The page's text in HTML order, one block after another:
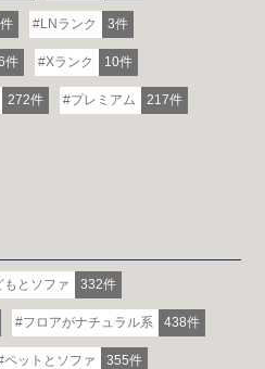
LNランク 3件
件 Xランク 10件
272件 プレミアム 217件
もとソファ 332件
フロアがナチュラル系 438件
ペットとソファ 355件